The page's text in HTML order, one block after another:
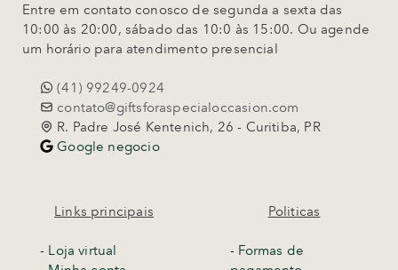
Entre em contato conosco de segunda a sexta das
10:00 às 20:00, sábado das 10:0 às 15:00. Ou agende
um horário para atendimento presencial
(41) 99249-0924
contato@giftsforaspecialoccasion.com
R. Padre José Kentenich, 26 - Curitiba, PR
Google negocio
Links principais
- Loja virtual
Politicas
- Formas de